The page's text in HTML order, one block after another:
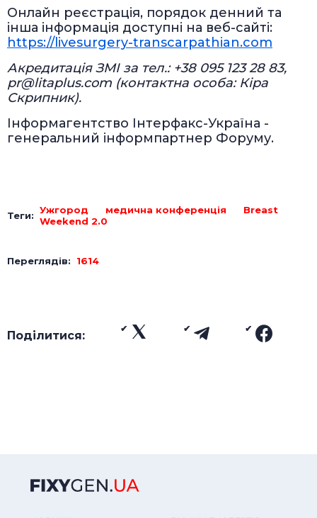
Онлайн реєстрація, порядок денний та
інша інформація доступні на веб-сайті:
https://livesurgery-transcarpathian.com
Акредитація ЗМІ за тел.: +38 095 123 28 83,
pr@litaplus.com (контактна особа: Кіра
Скрипник).
Інформагентство Інтерфакс-Україна -
генеральний інформпартнер Форуму.
Теги: Ужгород медична конференція
Breast
Weekend 2.0
Переглядів: 1614
Поділитися: